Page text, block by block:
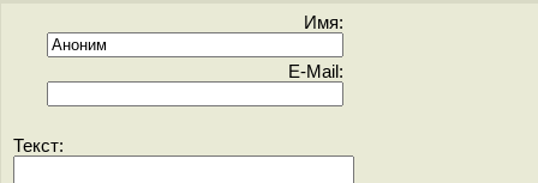
Имя:
E-Mail:
Текст: